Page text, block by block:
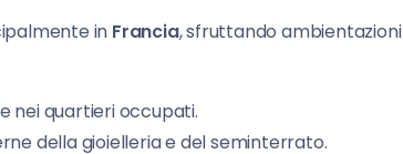
in Francia, sfruttando ambientazioni
nei quartieri occupati.
della gioielleria e del seminterrato.